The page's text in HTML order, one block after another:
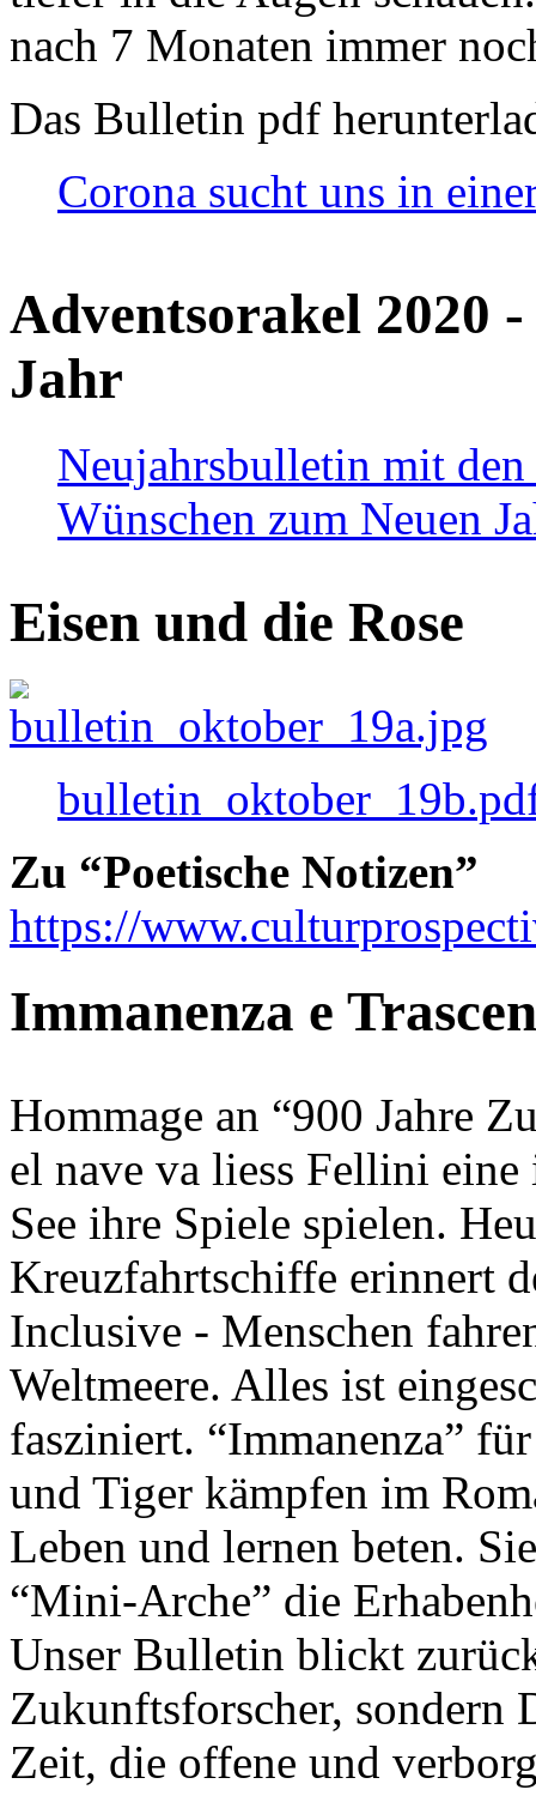
nach 7 Monaten immer
Das Bulletin pdf
Corona sucht uns in
Adventsorakel 2020
Jahr
Neujahrsbulletin mit den
Wünschen zum Neuen
Eisen und die Rose
Zu “Poetische Notizen”
https://
Immanenza e
Hommage an “900 Jahre
el nave va liess Fellini
See ihre Spiele spielen.
Kreuzfahrtschiffe erinnert
Inclusive - Menschen
Weltmeere. Alles ist
fasziniert. “Immanenza”
und Tiger kämpfen im
Leben und lernen beten.
“Mini-Arche” die
Unser Bulletin blickt
Zukunftsforscher, sondern
Zeit, die offene und